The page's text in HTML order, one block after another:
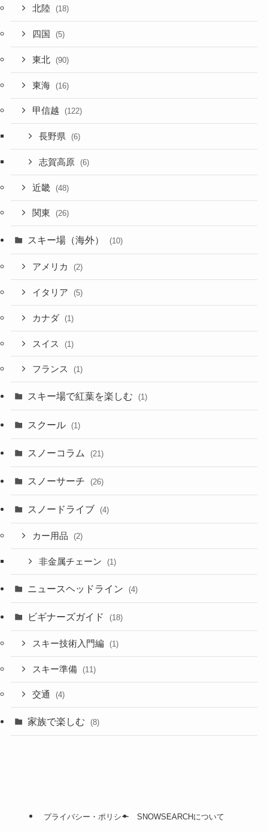
北陸 (18)
四国 (5)
東北 (90)
東海 (16)
甲信越 (122)
長野県 (6)
志賀高原 (6)
近畿 (48)
関東 (26)
スキー場（海外） (10)
アメリカ (2)
イタリア (5)
カナダ (1)
スイス (1)
フランス (1)
スキー場で紅葉を楽しむ (1)
スクール (1)
スノーコラム (21)
スノーサーチ (26)
スノードライブ (4)
カー用品 (2)
非金属チェーン (1)
ニュースヘッドライン (4)
ビギナーズガイド (18)
スキー技術入門編 (1)
スキー準備 (11)
交通 (4)
家族で楽しむ (8)
プライバシー・ポリシー SNOWSEARCHについて